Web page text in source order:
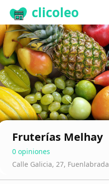
clicoleo
Fruterías Melhay
0 opiniones
Calle Galicia, 27, Fuenlabrada